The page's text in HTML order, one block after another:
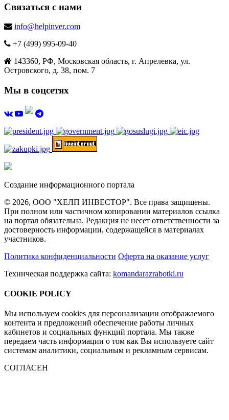
Связаться с нами
info@helpinver.com
+7 (499) 995-09-40
143360, РФ, Московская область, г. Апрелевка, ул.
Островского, д. 38, пом. 7
Мы в соцсетях
Создание информационного портала
© 2026, ООО "ХЕЛП ИНВЕСТОР". Все права защищены.
При полном или частичном копировании материалов ссылка
на портал обязательна. Редакция не несет ответственности за
достоверность информации, содержащейся в материалах
участников.
Политика конфиденциальности Оферта на оказание услуг
Техническая поддержка сайта: komandarazrabotki.ru
COOKIE POLICY
Мы используем cookies для персонализации отображаемого
контента и предложений обеспечение работы личных
кабинетов и социальных функций портала. Мы также
передаем часть информации о том как Вы используете сайт
системам аналитики, социальным и рекламным сервисам.
СОГЛАСЕН